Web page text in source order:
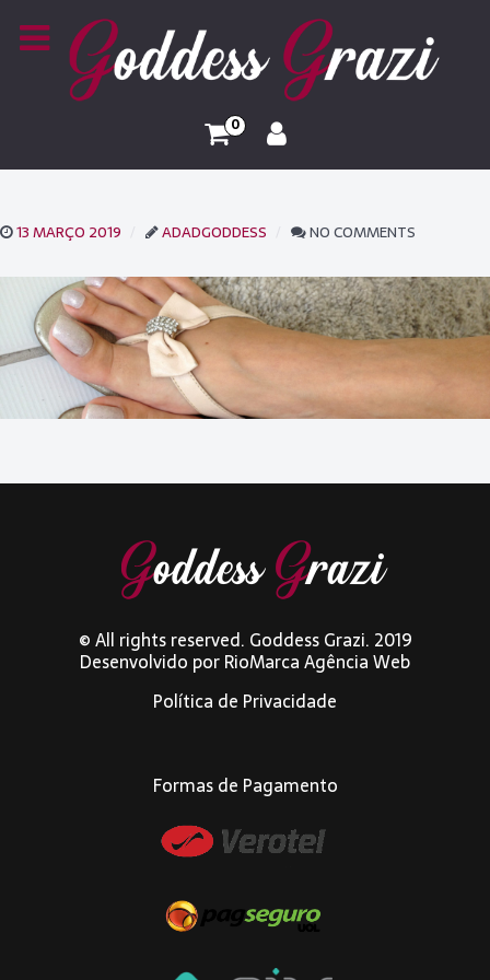
0
13 MARÇO 2019 ADADGODDESS NO COMMENTS
© All rights reserved. Goddess Grazi. 2019
Desenvolvido porRioMarca Agência Web
Política de Privacidade
Formas de Pagamento